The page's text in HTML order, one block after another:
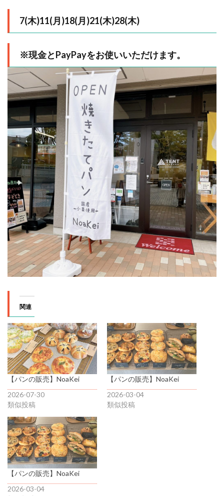
7(木)11(月)18(月)21(木)28(木)
※現金とPayPayをお使いいただけます。
関連
【パンの販売】NoaKei
2026-07-30
類似投稿
【パンの販売】NoaKei
2026-03-04
類似投稿
【パンの販売】NoaKei
2026-03-04